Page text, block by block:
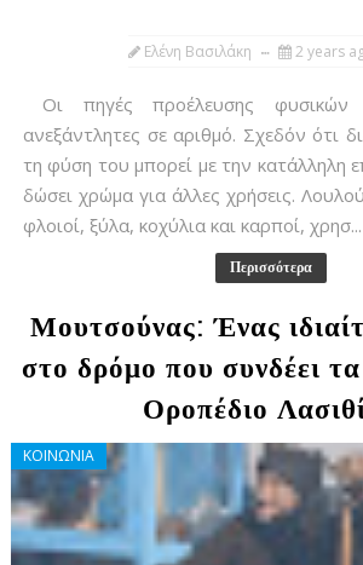
Ελένη Βασιλάκη 2 years
Οι πηγές προέλευσης φυσικών
ανεξάντλητες σε αριθμό. Σχεδόν ότι
τη φύση του μπορεί με την κατάλληλη
δώσει χρώμα για άλλες χρήσεις.
φλοιοί, ξύλα, κοχύλια και καρποί, χρησ...
Περισσότερα
Μουτσούνας: Ένας
στο δρόμο που συνδέει
Οροπέδιο
ΚΟΙΝΩΝΙΑ